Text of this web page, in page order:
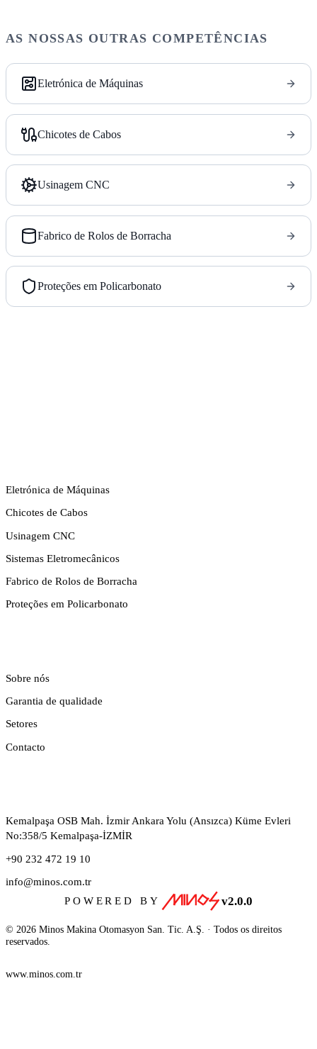
AS NOSSAS OUTRAS COMPETÊNCIAS
Eletrónica de Máquinas
Chicotes de Cabos
Usinagem CNC
Fabrico de Rolos de Borracha
Proteções em Policarbonato
Eletrónica de Máquinas
Chicotes de Cabos
Usinagem CNC
Sistemas Eletromecânicos
Fabrico de Rolos de Borracha
Proteções em Policarbonato
Sobre nós
Garantia de qualidade
Setores
Contacto
Kemalpaşa OSB Mah. İzmir Ankara Yolu (Ansızca) Küme Evleri
No:358/5 Kemalpaşa-İZMİR
+90 232 472 19 10
info@minos.com.tr
POWERED BY v2.0.0
© 2026 Minos Makina Otomasyon San. Tic. A.Ş. · Todos os direitos
reservados.
www.minos.com.tr